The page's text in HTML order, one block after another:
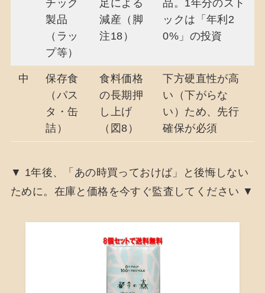
チック
製品
（ラッ
プ等）
足による
減産（脚
注18）
品。1年分のスト
ックは「年利2
0%」の投資
中
保存食
（パス
タ・缶
詰）
食料価格
の長期押
し上げ
（図8）
下方硬直性が高
い（下がらな
い）ため、先行
確保が必須
▼ 1年後、「あの時買っておけば」と後悔しない
ために。在庫と価格を今すぐ監査してください ▼